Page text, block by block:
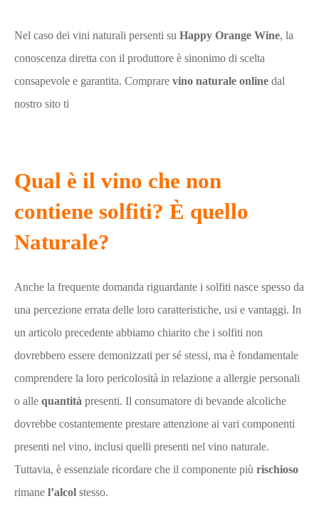
Nel caso dei vini naturali persenti su Happy Orange Wine, la
conoscenza diretta con il produttore è sinonimo di scelta
consapevole e garantita. Comprare vino naturale online dal
nostro sito ti
Qual è il vino che non
contiene solfiti? È quello
Naturale?
Anche la frequente domanda riguardante i solfiti nasce spesso da
una percezione errata delle loro caratteristiche, usi e vantaggi. In
un articolo precedente abbiamo chiarito che i solfiti non
dovrebbero essere demonizzati per sé stessi, ma è fondamentale
comprendere la loro pericolosità in relazione a allergie personali
o alle quantità presenti. Il consumatore di bevande alcoliche
dovrebbe costantemente prestare attenzione ai vari componenti
presenti nel vino, inclusi quelli presenti nel vino naturale.
Tuttavia, è essenziale ricordare che il componente più rischioso
rimane l’alcol stesso.